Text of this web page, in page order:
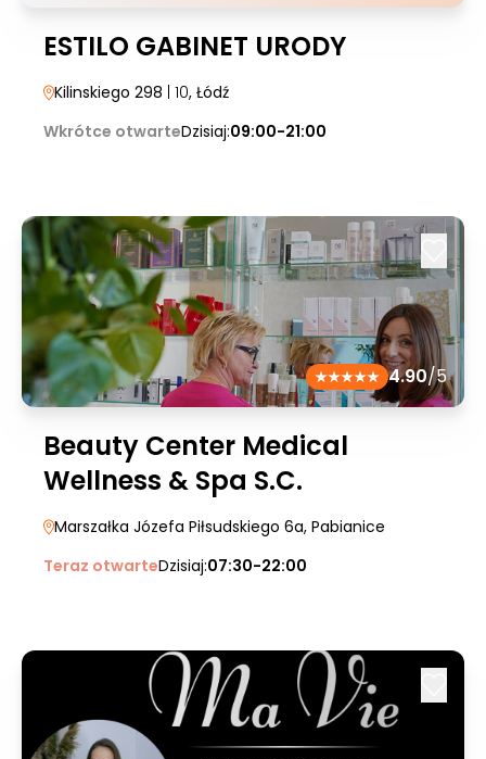
ESTILO GABINET URODY
Kilinskiego 298 | 10, Łódź
Wkrótce otwarteDzisiaj:09:00-21:00
4.90/5
Beauty Center Medical
Wellness & Spa S.C.
Marszałka Józefa Piłsudskiego 6a, Pabianice
Teraz otwarteDzisiaj:07:30-22:00